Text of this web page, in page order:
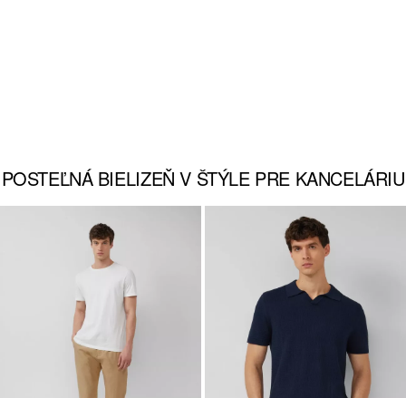
POSTEĽNÁ BIELIZEŇ V ŠTÝLE PRE KANCELÁRIU